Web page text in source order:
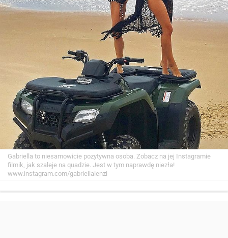
Gabriella to niesamowicie pozytywna osoba. Zobacz na jej Instagramie
filmik, jak szaleje na quadzie. Jest w tym naprawdę niezła!
www.instagram.com/gabriellalenzi